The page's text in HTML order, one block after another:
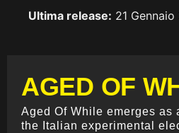
Ultima release: 21
AGED OF
Aged Of While emerges as
the Italian experimental